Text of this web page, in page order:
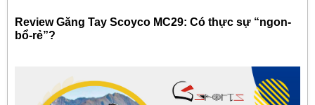
Review Găng Tay Scoyco MC29: Có thực sự “ngon-
bổ-rẻ”?